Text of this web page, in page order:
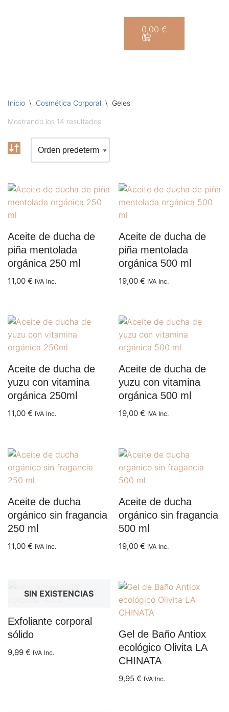
0,00 €
0
Inicio \ Cosmética Corporal \ Geles
Mostrando los 14 resultados
Aceite de ducha de
piña mentolada
orgánica 250 ml
11,00 € IVA Inc.
Aceite de ducha de
piña mentolada
orgánica 500 ml
19,00€ IVA Inc.
Aceite de ducha de
yuzu con vitamina
orgánica 250ml
11,00 € IVA Inc.
Aceite de ducha de
yuzu con vitamina
orgánica 500 ml
19,00€ IVA Inc.
Aceite de ducha
orgánico sin fragancia
250 ml
11,00 € IVA Inc.
Aceite de ducha
orgánico sin fragancia
500 ml
19,00€ IVA Inc.
SIN EXISTENCIAS
Exfoliante corporal
sólido
9,99 € IVA Inc.
Gel de Baño Antiox
ecológico Olivita LA
CHINATA
9,95€ IVA Inc.